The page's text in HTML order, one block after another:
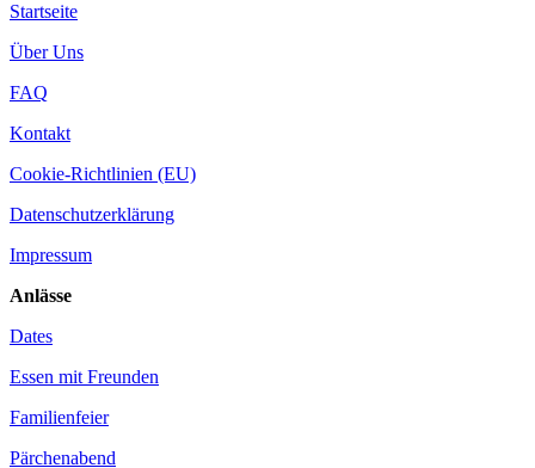
Startseite
Über Uns
FAQ
Kontakt
Cookie-Richtlinien (EU)
Datenschutzerklärung
Impressum
Anlässe
Dates
Essen mit Freunden
Familienfeier
Pärchenabend